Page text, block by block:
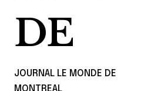
DE
JOURNAL LE MONDE DE
MONTREAL